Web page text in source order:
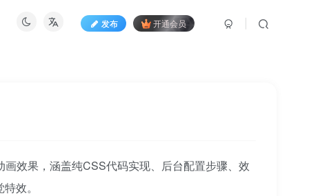
发布 开通会员
效果，涵盖纯CSS代码实现、后台配置步骤、效
效。